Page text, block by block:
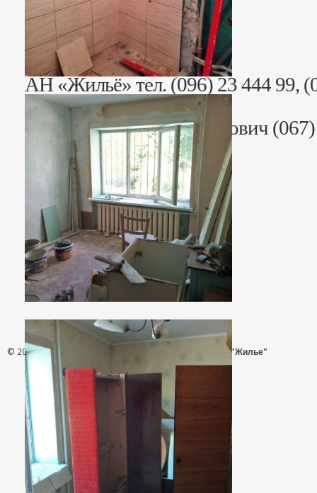
Стоимость: 25 000$
АН «Жильё» тел. (096) 23 444 99,
(06153) 444 99,
Риэлтор: Андрей Викторович
5597770
© 2026 - АН "Жилье" ООО "Агентство Недвижимости "Жилье"